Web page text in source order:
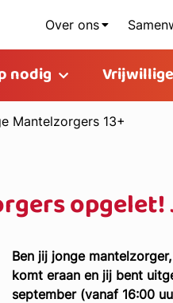
Over ons
nodig
Mantelzorgers 13+
Ben jij jonge
komt eraan en jij bent
september (vanaf 16:00